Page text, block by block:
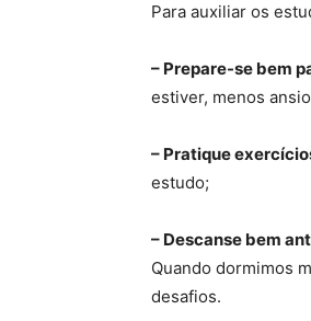
Para auxiliar os
– Prepare-se bem
estiver, menos
– Pratique
estudo;
– Descanse bem
Quando dormimos
desafios.